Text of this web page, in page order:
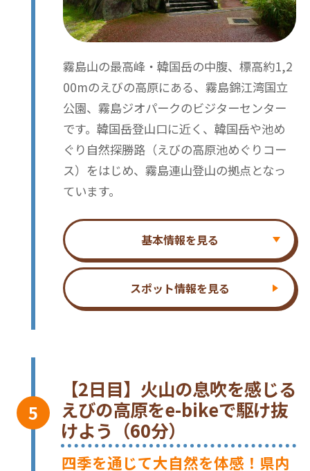
霧島山の最高峰・韓国岳の中腹、標高約1,2
00mのえびの高原にある、霧島錦江湾国立
公園、霧島ジオパークのビジターセンター
です。韓国岳登山口に近く、韓国岳や池め
ぐり自然探勝路（えびの高原池めぐりコー
ス）をはじめ、霧島連山登山の拠点となっ
ています。
基本情報を見る
スポット情報を見る
【2日目】火山の息吹を感じる
えびの高原をe-bikeで駆け抜
けよう（60分）
四季を通じて大自然を体感！県内